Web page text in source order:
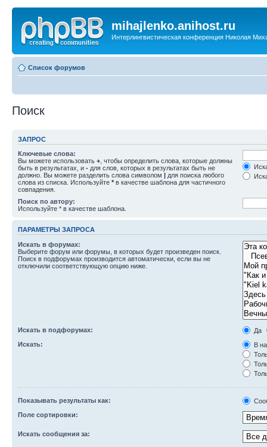
mihajlenko.anihost.ru
Интерлингвистическая конференция Николая
Список форумов
Поиск
ЗАПРОС
Ключевые слова:
Вы можете использовать + , чтобы определить слова, которые должны
быть в результатах, и - для слов, которых в результатах быть не
должно. Вы можете разделить слова символом | для поиска любого
слова из списка. Используйте * в качестве шаблона для частичного
совпадения.
Поиск по автору:
Используйте * в качестве шаблона.
ПАРАМЕТРЫ ЗАПРОСА
Искать в форумах:
Выберите форум или форумы, в которых будет произведен поиск.
Поиск в подфорумах производится автоматически, если вы не
отключили соответствующую опцию ниже.
Искать в подфорумах:
Да
Искать:
В
Показывать результаты как:
Поле сортировки:
Искать сообщения за: